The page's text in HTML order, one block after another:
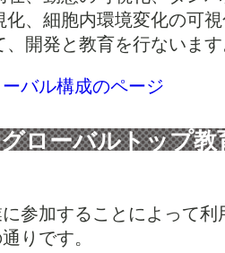
化、細胞内環境変化の可
、開発と教育を行ないま
バル構成のページ
ローバルトップ
参加することによって
りです。